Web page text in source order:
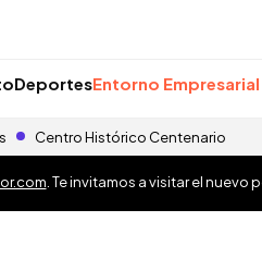
DeportesEntorno Empresarial
Centro Histórico Centenario
. Te invitamos a visitar el